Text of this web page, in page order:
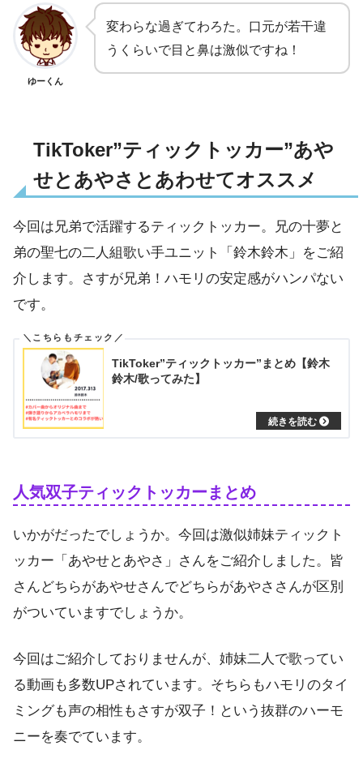
ゆーくん
変わらな過ぎてわろた。口元が若干違
うくらいで目と鼻は激似ですね！
TikToker”ティックトッカー”あや
せとあやさとあわせてオススメ
今回は兄弟で活躍するティックトッカー。兄の十夢と
弟の聖七の二人組歌い手ユニット「鈴木鈴木」をご紹
介します。さすが兄弟！ハモリの安定感がハンパない
です。
TikToker”ティックトッカー”まとめ【鈴木
鈴木/歌ってみた】
人気双子ティックトッカーまとめ
いかがだったでしょうか。今回は激似姉妹ティックト
ッカー「あやせとあやさ」さんをご紹介しました。皆
さんどちらがあやせさんでどちらがあやささんが区別
がついていますでしょうか。
今回はご紹介しておりませんが、姉妹二人で歌ってい
る動画も多数UPされています。そちらもハモリのタイ
ミングも声の相性もさすが双子！という抜群のハーモ
ニーを奏でています。